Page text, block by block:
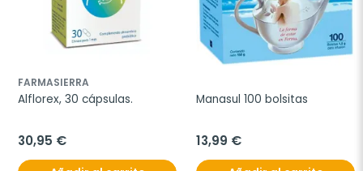
FARMASIERRA
Alflorex, 30 cápsulas.
30,95 €
Manasul 100 bolsitas
13,99 €